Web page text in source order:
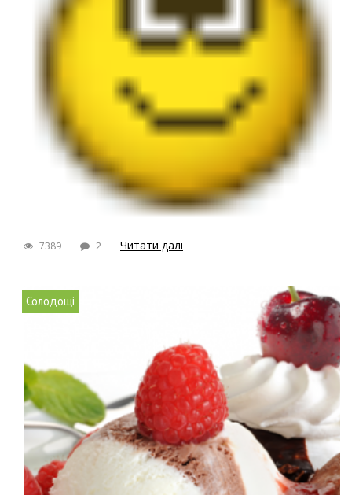
7389 2 Читати далі
Солодощі